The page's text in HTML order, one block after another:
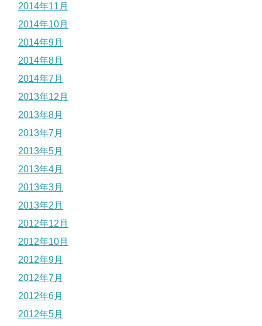
2014年11月
2014年10月
2014年9月
2014年8月
2014年7月
2013年12月
2013年8月
2013年7月
2013年5月
2013年4月
2013年3月
2013年2月
2012年12月
2012年10月
2012年9月
2012年7月
2012年6月
2012年5月